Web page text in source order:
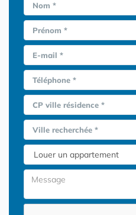
Nom *
Prénom *
E-mail *
Téléphone *
CP ville résidence *
Ville recherchée *